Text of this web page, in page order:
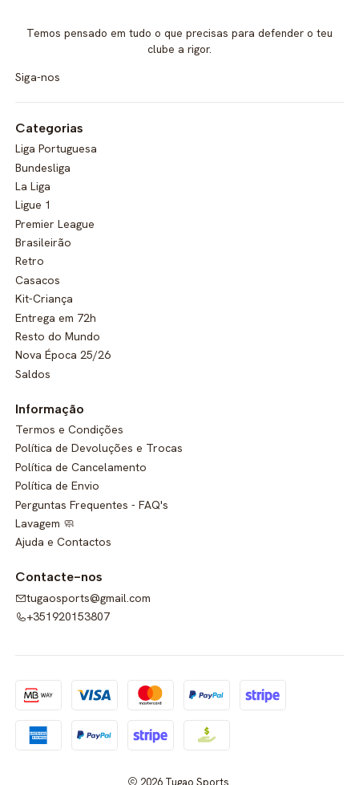
Temos pensado em tudo o que precisas para defender o teu
clube a rigor.
Siga-nos
Categorias
Liga Portuguesa
Bundesliga
La Liga
Ligue 1
Premier League
Brasileirão
Retro
Casacos
Kit-Criança
Entrega em 72h
Resto do Mundo
Nova Época 25/26
Saldos
Informação
Termos e Condições
Política de Devoluções e Trocas
Política de Cancelamento
Política de Envio
Perguntas Frequentes - FAQ's
Lavagem 🧼
Ajuda e Contactos
Contacte-nos
tugaosports@gmail.com
+351920153807